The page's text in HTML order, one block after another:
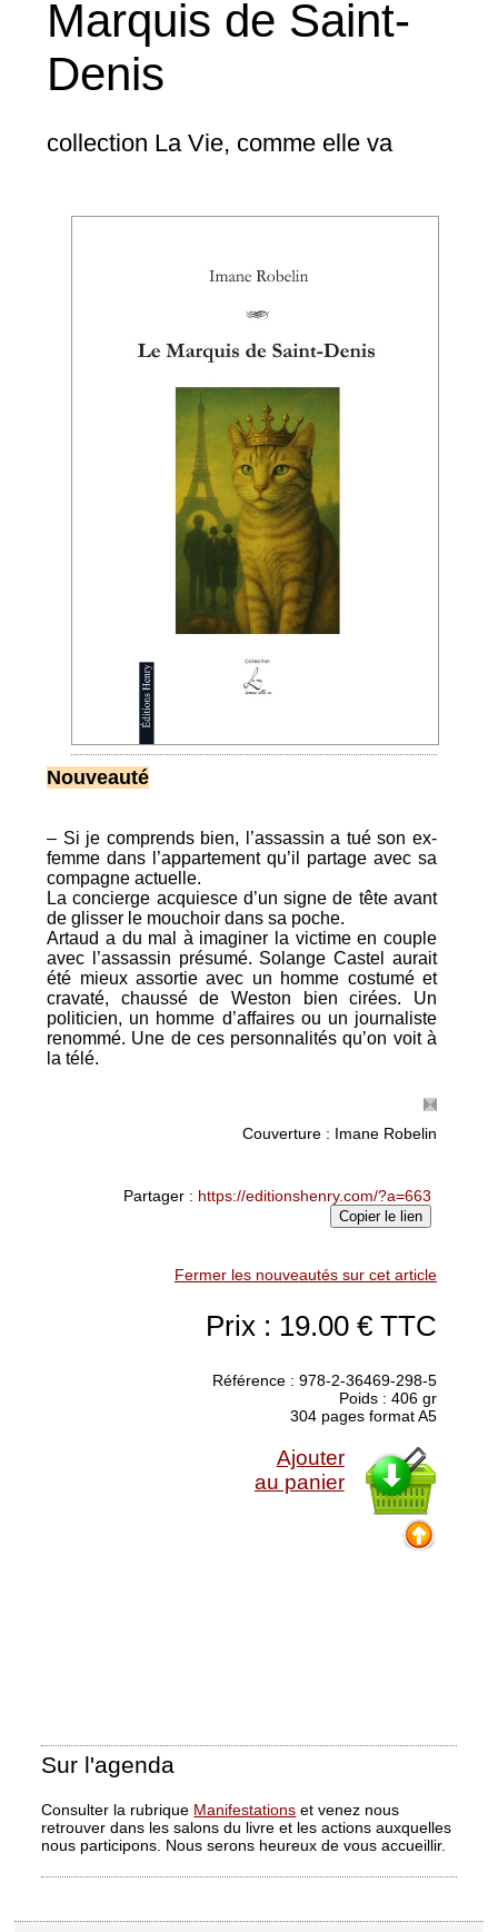
Marquis de Saint-
Denis
collection La Vie, comme elle va
Nouveauté
– Si je comprends bien, l’assassin a tué son ex-
femme dans l’appartement qu’il partage avec sa
compagne actuelle.
La concierge acquiesce d’un signe de tête avant
de glisser le mouchoir dans sa poche.
Artaud a du mal à imaginer la victime en couple
avec l’assassin présumé. Solange Castel aurait
été mieux assortie avec un homme costumé et
cravaté, chaussé de Weston bien cirées. Un
politicien, un homme d’affaires ou un journaliste
renommé. Une de ces personnalités qu’on voit à
la télé.
Couverture : Imane Robelin
Partager : https://editionshenry.com/?a=663
Copier le lien
Fermer les nouveautés sur cet article
Prix : 19.00 € TTC
Référence : 978-2-36469-298-5
Poids : 406 gr
304 pages format A5
Ajouter
au panier
Sur l'agenda
Consulter la rubrique Manifestations et venez nous
retrouver dans les salons du livre et les actions auxquelles
nous participons. Nous serons heureux de vous accueillir.